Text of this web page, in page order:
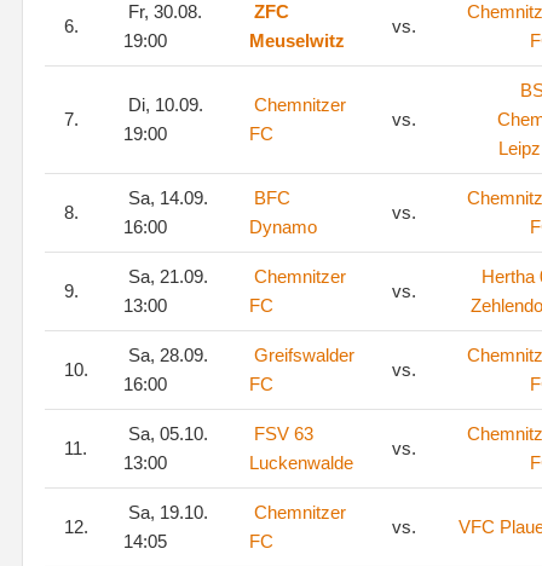
6.
Fr, 30.08.
19:00
ZFC
Meuselwitz
vs.
7.
Di, 10.09.
19:00
Chemnitzer
FC
vs.
8.
Sa, 14.09.
16:00
BFC
Dynamo
vs.
9.
Sa, 21.09.
13:00
Chemnitzer
FC
vs.
Hertha
10.
Sa, 28.09.
16:00
Greifswalder
FC
vs.
11.
Sa, 05.10.
13:00
FSV 63
Luckenwalde
vs.
12.
Sa, 19.10.
14:05
Chemnitzer
FC
vs. VFC